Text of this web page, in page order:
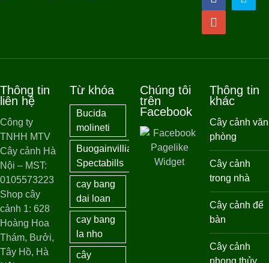
Thông tin
liên hệ
Công ty
TNHH MTV
Cây cảnh Hà
Nội – MST:
0105573223
Shop cây
cảnh 1: 628
Hoàng Hoa
Thám, Bưởi,
Tây Hồ, Hà
Từ khóa
Bucida
molineti
Buogainvillia
Spectabills
cay bang
dai loan
cay bang
la nho
cây
Chúng tôi
trên
Facebook
Thông tin
khác
Cây cảnh văn
phòng
Cây cảnh
trong nhà
Cây cảnh để
bàn
Cây cảnh
phong thủy